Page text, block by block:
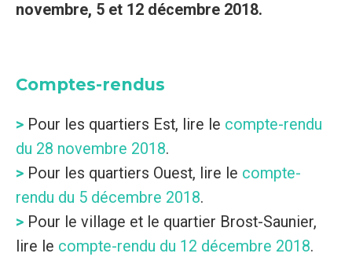
novembre, 5 et 12 décembre 2018.
Comptes-rendus
>Pour les quartiers Est, lire le compte-rendu
du 28 novembre 2018.
>Pour les quartiers Ouest, lire le compte-
rendu du 5 décembre 2018.
>Pour le village et le quartier Brost-Saunier,
lire le compte-rendu du 12 décembre 2018.